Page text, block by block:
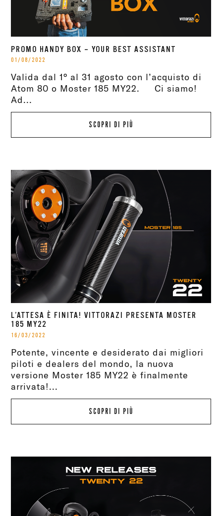
PROMO HANDY BOX – YOUR BEST ASSISTANT
01/08/2022
Valida dal 1° al 31 agosto con l’acquisto di
Atom 80 o Moster 185 MY22. Ci siamo!
Ad...
SCOPRI DI PIÙ
L’ATTESA È FINITA! VITTORAZI PRESENTA MOSTER
185 MY22
16/03/2022
Potente, vincente e desiderato dai migliori
piloti e dealers del mondo, la nuova
versione Moster 185 MY22 è finalmente
arrivata!...
SCOPRI DI PIÙ